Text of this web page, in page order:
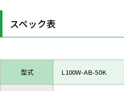
スペック表
型式 L100W-AB-50K